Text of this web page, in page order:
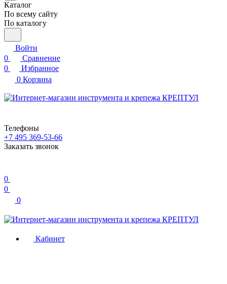
Каталог
По всему сайту
По каталогу
Войти
0
Сравнение
0
Избранное
0 Корзина
Телефоны
+7 495 369-53-66
Заказать звонок
0
0
0
Кабинет